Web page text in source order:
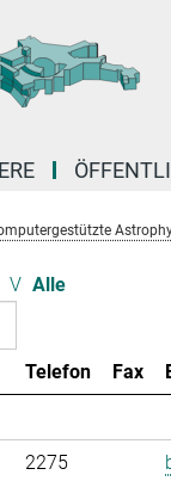
V Alle
Telefon Fax
2275